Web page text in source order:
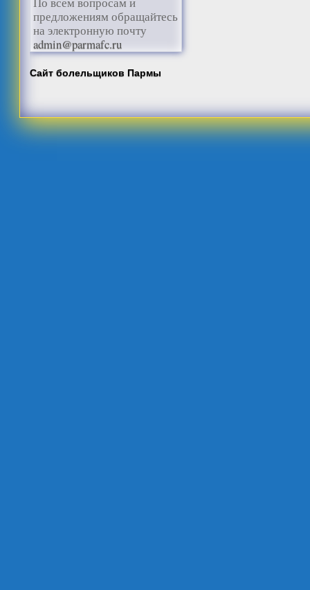
предложениям обращайтесь
на электронную почту
admin@parmafc.ru
Сайт болельщиков Пармы